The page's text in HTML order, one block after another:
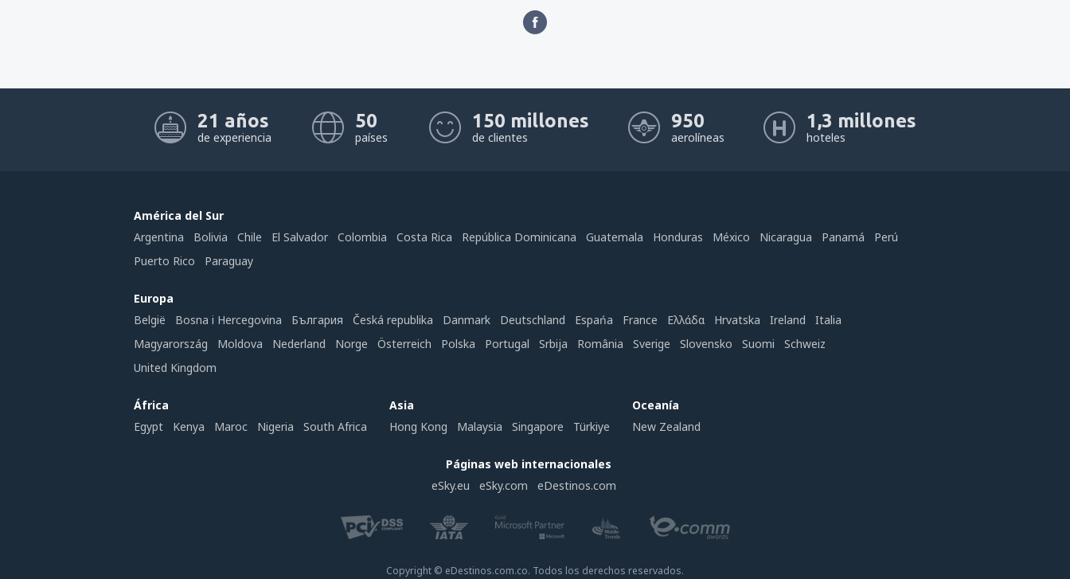
21 años
de experiencia
50
países
150 millones
de clientes
950
aerolíneas
1,3 millones
hoteles
América del Sur
Argentina
Bolivia Chile El Salvador Colombia Costa Rica República Dominicana Guatemala Honduras México Nicaragua Panamá
Perú
Puerto Rico
Paraguay
Europa
België
Bosna i Hercegovina България Česká republika Danmark Deutschland Espańa France Ελλάδα Hrvatska Ireland
Italia
Magyarország
Moldova Nederland Norge Österreich Polska Portugal Srbija România Sverige Slovensko Suomi
Schweiz
United Kingdom
África
Egypt
Kenya Maroc Nigeria South Africa
Asia
Hong Kong
Malaysia Singapore Türkiye
Oceanía
New Zealand
Páginas web internacionales
eSky.eu
eSky.com eDestinos.com
Copyright © eDestinos.com.co. Todos los derechos reservados.